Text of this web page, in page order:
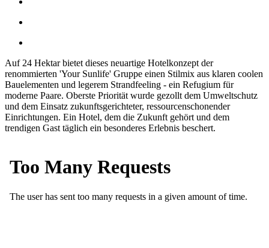
Auf 24 Hektar bietet dieses neuartige Hotelkonzept der
renommierten 'Your Sunlife' Gruppe einen Stilmix aus klaren coolen
Bauelementen und legerem Strandfeeling - ein Refugium für
moderne Paare. Oberste Priorität wurde gezollt dem Umweltschutz
und dem Einsatz zukunftsgerichteter, ressourcenschonender
Einrichtungen. Ein Hotel, dem die Zukunft gehört und dem
trendigen Gast täglich ein besonderes Erlebnis beschert.